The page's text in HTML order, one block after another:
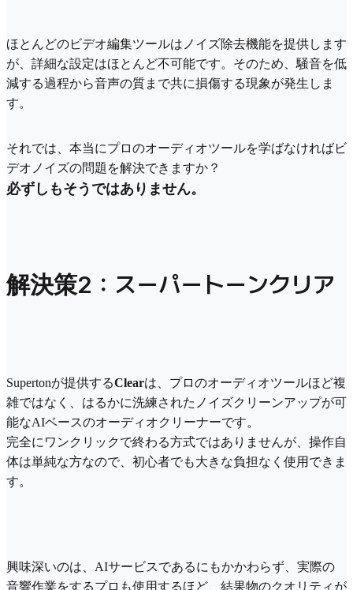
ほとんどのビデオ編集ツールはノイズ除去機能を提供します
が、詳細な設定はほとんど不可能です。そのため、騒音を低
減する過程から音声の質まで共に損傷する現象が発生しま
す。
それでは、本当にプロのオーディオツールを学ばなければビ
デオノイズの問題を解決できますか？
必ずしもそうではありません。
解決策2：スーパートーンクリア
Supertonが提供するClearは、プロのオーディオツールほど複
雑ではなく、はるかに洗練されたノイズクリーンアップが可
能なAIベースのオーディオクリーナーです。
完全にワンクリックで終わる方式ではありませんが、操作自
体は単純な方なので、初心者でも大きな負担なく使用できま
す。
興味深いのは、AIサービスであるにもかかわらず、実際の
音響作業をするプロも使用するほど、結果物のクオリティが